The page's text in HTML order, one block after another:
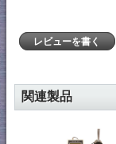
レビューを書く
関連製品